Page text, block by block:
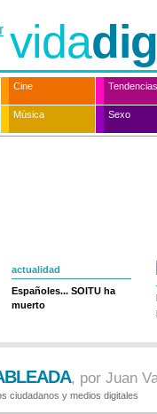
vida
Cine Tendencias
Música Sexo
actualidad
Españoles... SOITU ha
muerto
, por Juan
ciudadanos y medios digitales